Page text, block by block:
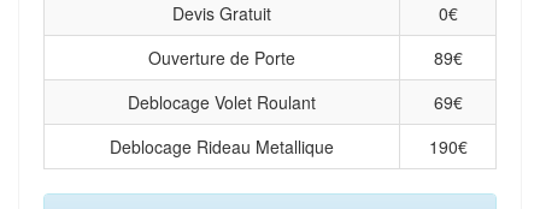
Devis Gratuit
0€
Ouverture de Porte
89€
Deblocage Volet Roulant
69€
Deblocage Rideau Metallique
190€